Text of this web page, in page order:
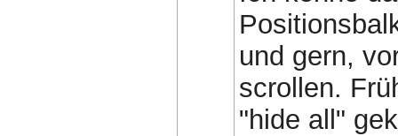
und gern,
scrollen.
"hide all"